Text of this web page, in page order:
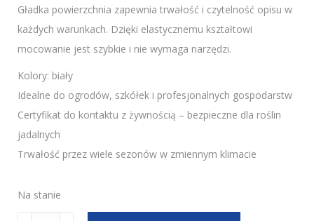
Gładka powierzchnia zapewnia trwałość i czytelność opisu w
każdych warunkach. Dzięki elastycznemu kształtowi
mocowanie jest szybkie i nie wymaga narzędzi.
Kolory: biały
Idealne do ogrodów, szkółek i profesjonalnych gospodarstw
Certyfikat do kontaktu z żywnością – bezpieczne dla roślin
jadalnych
Trwałość przez wiele sezonów w zmiennym klimacie
Na stanie